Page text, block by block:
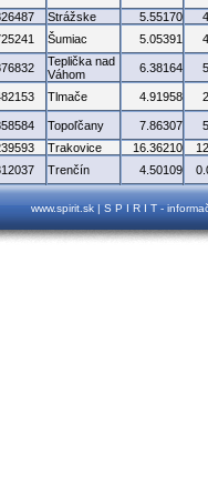
Strážske 5.55170
Šumiac 5.05391
Teplička nad
Váhom
6.38164
Tlmače 4.91958
Topoľčany 7.86307
Trakovice 16.36210
Trenčín 4.50109
www.spirit.sk | S P I R I T -